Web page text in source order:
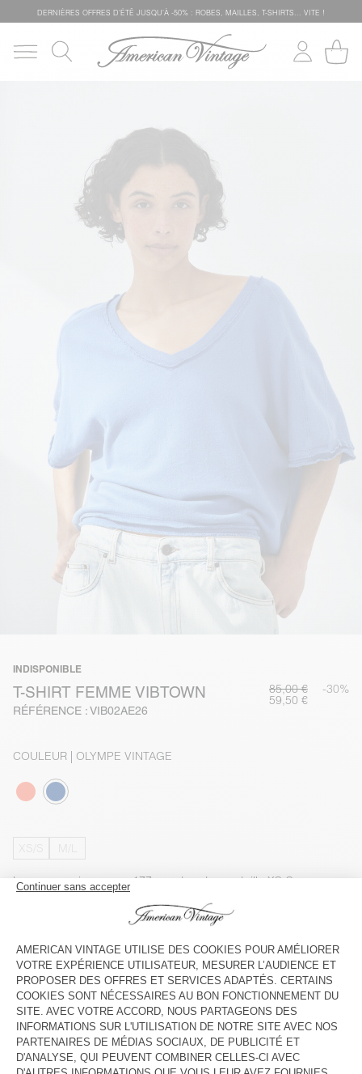
DERNIÈRES OFFRES D'ÉTÊ JUSQU'À -50% : ROBES, MAILLES, T-SHIRTS... VITE !
INDISPONIBLE
T-SHIRT FEMME VIBTOWN
RÉFÉRENCE : VIB02AE26
85,00 € -30%
59,50 €
COULEUR | OLYMPE VINTAGE
Le mannequin mesure 177 cm et porte une taille XS-S
INDISPONIBLE
VOIR LA DISPONIBILITE EN MAGASIN
VOIR LE LOOK